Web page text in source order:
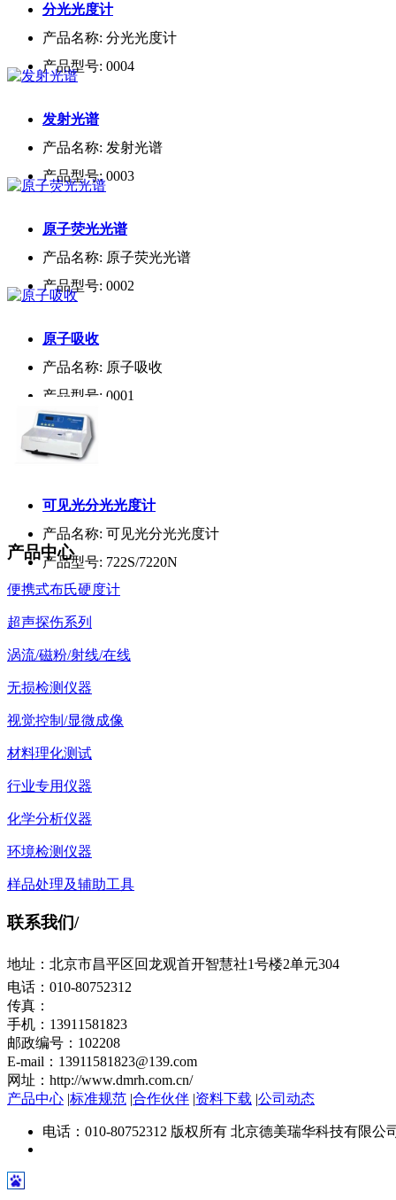
分光光度计
产品名称: 分光光度计
产品型号: 0004
发射光谱
产品名称: 发射光谱
产品型号:0003
原子荧光光谱
产品名称: 原子荧光光谱
产品型号: 0002
原子吸收
产品名称: 原子吸收
产品型号: 0001
可见光分光光度计
产品名称: 可见光分光光度计
产品型号: 722S/7220N
产品中心
便携式布氏硬度计
超声探伤系列
涡流/磁粉/射线/在线
无损检测仪器
视觉控制/显微成像
材料理化测试
行业专用仪器
化学分析仪器
环境检测仪器
样品处理及辅助工具
联系我们/
地址：北京市昌平区回龙观首开智慧社1号楼2单元304
电话：010-80752312
传真：
手机：13911581823
邮政编号：102208
E-mail：13911581823@139.com
网址：http://www.dmrh.com.cn/
产品中心 |标准规范 |合作伙伴 |资料下载 |公司动态
电话：010-80752312 版权所有 北京德美瑞华科技有限公